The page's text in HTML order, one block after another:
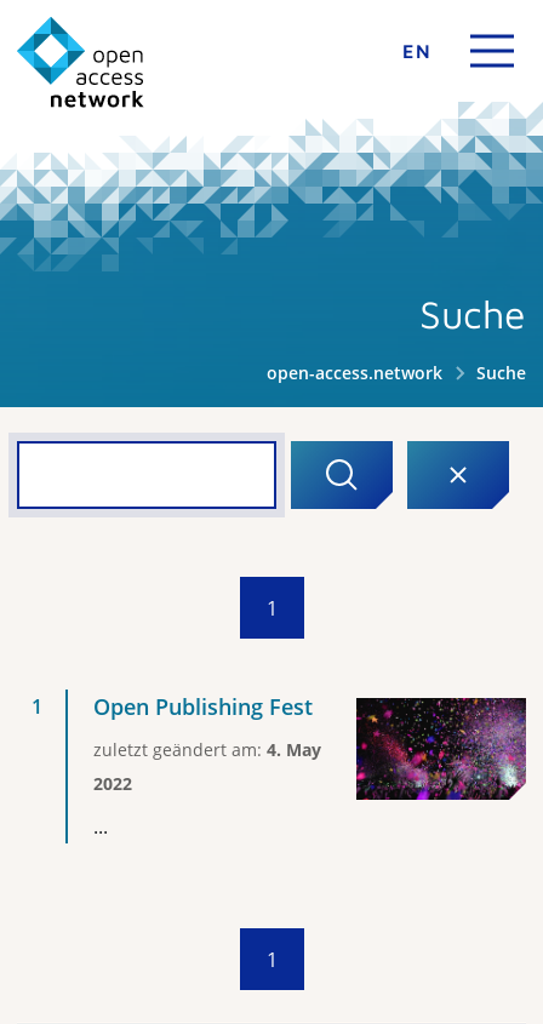
EN
Suche
open-access.network Suche
1
Open Publishing Fest
zuletzt geändert am: 4. May
2022
...
1